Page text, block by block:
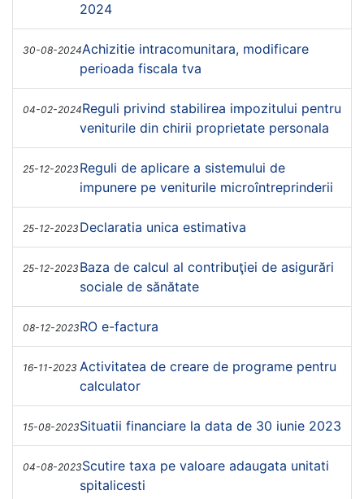
2024
30-08-2024Achizitie intracomunitara, modificare
perioada fiscala tva
04-02-2024Reguli privind stabilirea impozitului pentru
veniturile din chirii proprietate personala
25-12-2023 Reguli de aplicare a sistemului de
impunere pe veniturile microîntreprinderii
25-12-2023 Declaratia unica estimativa
25-12-2023 Baza de calcul al contribuţiei de asigurări
sociale de sănătate
08-12-2023RO e-factura
16-11-2023 Activitatea de creare de programe pentru
calculator
15-08-2023Situatii financiare la data de 30 iunie 2023
04-08-2023Scutire taxa pe valoare adaugata unitati
spitalicesti